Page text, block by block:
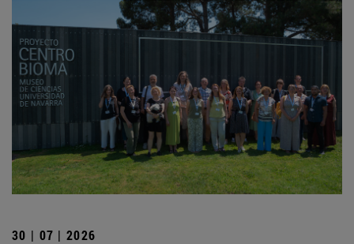
30 | 07 | 2026